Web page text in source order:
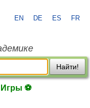
EN DE ES FR
Найти!
Игры ⚽